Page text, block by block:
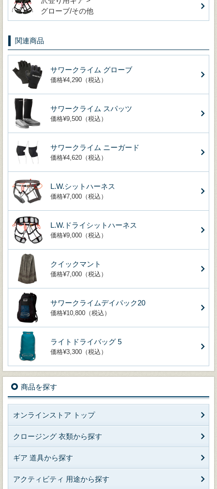
グローブ/その他
関連商品
サワークライム グローブ
価格¥4,290（税込）
サワークライム スパッツ
価格¥9,500（税込）
サワークライム ニーガード
価格¥4,620（税込）
L.W.シットハーネス
価格¥7,000（税込）
L.W.ドライシットハーネス
価格¥9,000（税込）
クイックマント
価格¥7,000（税込）
サワークライムデイパック20
価格¥10,800（税込）
ライトドライバッグ 5
価格¥3,300（税込）
商品を探す
オンラインストア トップ
クロージング 衣類から探す
ギア 道具から探す
アクティビティ 用途から探す